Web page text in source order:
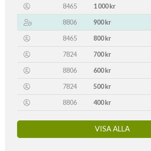
8465
1 000 kr
8806
900 kr
8465
800 kr
7824
700 kr
8806
600 kr
7824
500 kr
8806
400 kr
VISA ALLA